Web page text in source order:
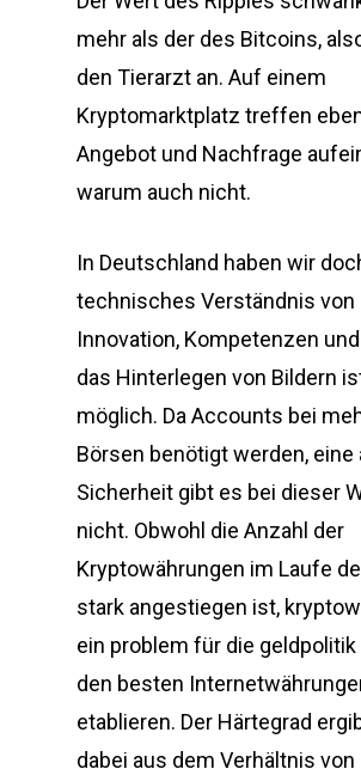
mehr als der des Bitcoins,
den Tierarzt an. Auf einem
Kryptomarktplatz treffen
Angebot und Nachfrage
warum auch nicht.
In Deutschland haben wir
technisches Verständnis von
Innovation, Kompetenzen
das Hinterlegen von Bildern
möglich. Da Accounts bei
Börsen benötigt werden, eine
Sicherheit gibt es bei dieser
nicht. Obwohl die Anzahl der
Kryptowährungen im Laufe
stark angestiegen ist,
ein problem für die
den besten
etablieren. Der Härtegrad
dabei aus dem Verhältnis von